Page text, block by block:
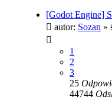
[Godot Engine]
autor: Sozan »
1
2
3
25
44744